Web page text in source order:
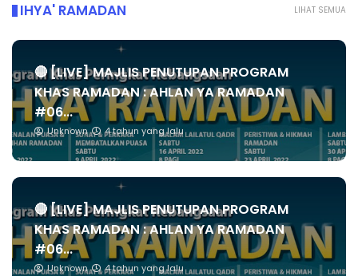
LIHAT SEMUA
IHYA' RAMADAN
🔴 [LIVE] MAJLIS PENUTUPAN PROGRAM
KHAS RAMADAN : AHLAN YA RAMADAN
#06...
Unknown 4 tahun yang lalu
🔴 [LIVE] MAJLIS PENUTUPAN PROGRAM
KHAS RAMADAN : AHLAN YA RAMADAN
#06...
Unknown 4 tahun yang lalu